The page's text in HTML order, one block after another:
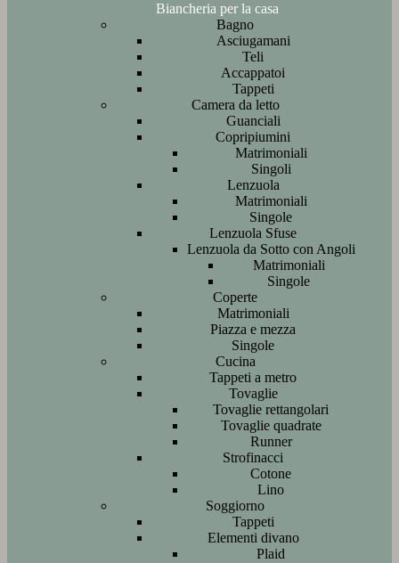
Biancheria per la casa
Bagno
Asciugamani
Teli
Accappatoi
Tappeti
Camera da letto
Guanciali
Copripiumini
Matrimoniali
Singoli
Lenzuola
Matrimoniali
Singole
Lenzuola Sfuse
Lenzuola da Sotto con Angoli
Matrimoniali
Singole
Coperte
Matrimoniali
Piazza e mezza
Singole
Cucina
Tappeti a metro
Tovaglie
Tovaglie rettangolari
Tovaglie quadrate
Runner
Strofinacci
Cotone
Lino
Soggiorno
Tappeti
Elementi divano
Plaid